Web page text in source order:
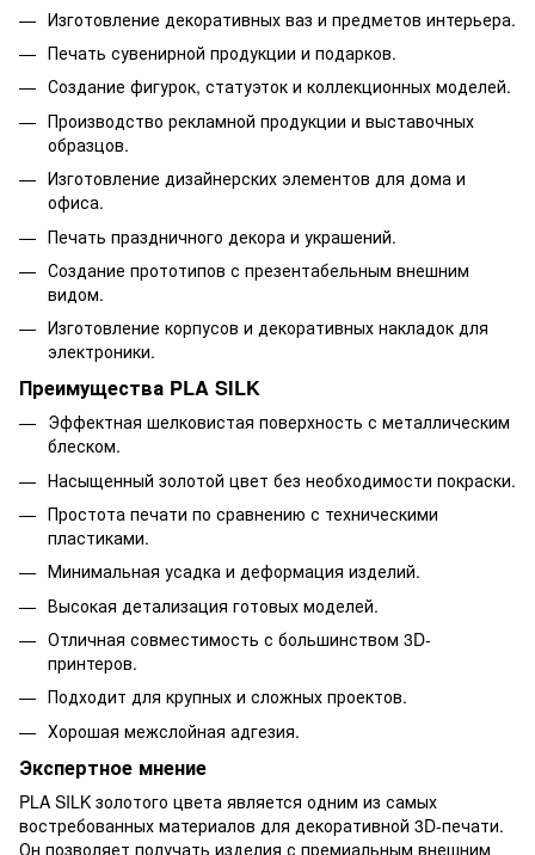
Изготовление декоративных ваз и предметов интерьера.
Печать сувенирной продукции и подарков.
Создание фигурок, статуэток и коллекционных моделей.
Производство рекламной продукции и выставочных
образцов.
Изготовление дизайнерских элементов для дома и
офиса.
Печать праздничного декора и украшений.
Создание прототипов с презентабельным внешним
видом.
Изготовление корпусов и декоративных накладок для
электроники.
Преимущества PLA SILK
Эффектная шелковистая поверхность с металлическим
блеском.
Насыщенный золотой цвет без необходимости покраски.
Простота печати по сравнению с техническими
пластиками.
Минимальная усадка и деформация изделий.
Высокая детализация готовых моделей.
Отличная совместимость с большинством 3D-
принтеров.
Подходит для крупных и сложных проектов.
Хорошая межслойная адгезия.
Экспертное мнение
PLA SILK золотого цвета является одним из самых
востребованных материалов для декоративной 3D-печати.
Он позволяет получать изделия с премиальным внешним